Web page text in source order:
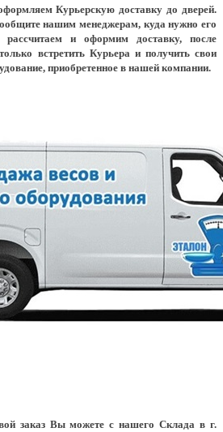
Курьерскую доставку до дверей.
нашим менеджерам, куда нужно его
и оформим доставку, после
встретить Курьера и получить свои
приобретенное в нашей компании.
заказ Вы можете с нашего Склада в г.